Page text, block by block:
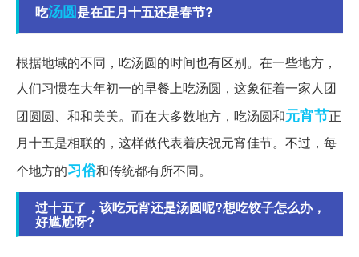
吃汤圆是在正月十五还是春节?
根据地域的不同，吃汤圆的时间也有区别。在一些地方，
人们习惯在大年初一的早餐上吃汤圆，这象征着一家人团
团圆圆、和和美美。而在大多数地方，吃汤圆和元宵节正
月十五是相联的，这样做代表着庆祝元宵佳节。不过，每
个地方的习俗和传统都有所不同。
过十五了，该吃元宵还是汤圆呢?想吃饺子怎么办，
好尴尬呀?